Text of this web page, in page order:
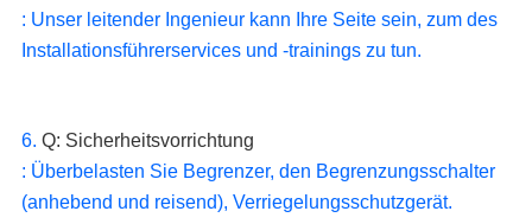
: Unser leitender Ingenieur kann Ihre Seite sein, zum des
Installationsführerservices und -trainings zu tun.
6. Q: Sicherheitsvorrichtung
: Überbelasten Sie Begrenzer, den Begrenzungsschalter
(anhebend und reisend), Verriegelungsschutzgerät.